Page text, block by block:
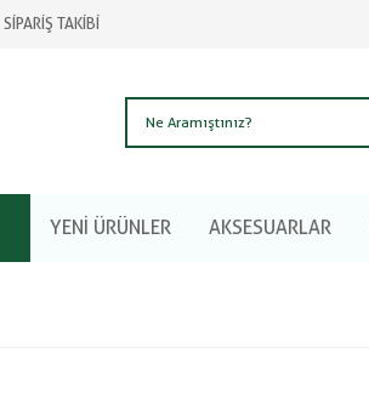
SİPARİŞ TAKİBİ
YENİ ÜRÜNLER AKSESUARLAR